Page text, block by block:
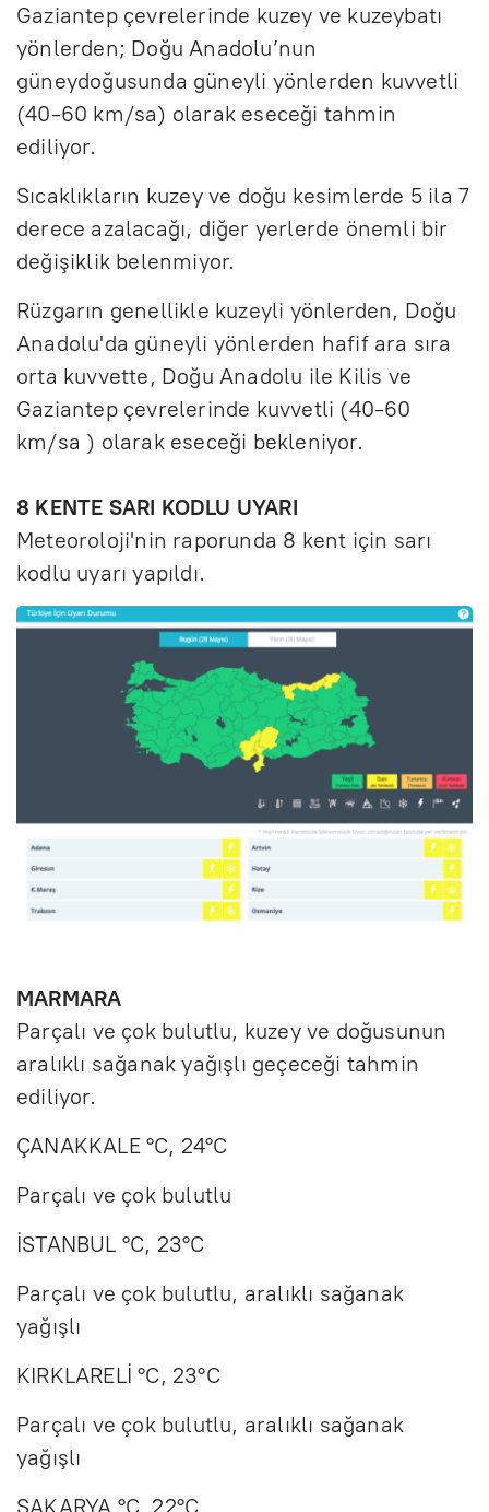
Gaziantep çevrelerinde kuzey ve kuzeybatı
yönlerden; Doğu Anadolu’nun
güneydoğusunda güneyli yönlerden kuvvetli
(40-60 km/sa) olarak eseceği tahmin
ediliyor.
Sıcaklıkların kuzey ve doğu kesimlerde 5 ila 7
derece azalacağı, diğer yerlerde önemli bir
değişiklik belenmiyor.
Rüzgarın genellikle kuzeyli yönlerden, Doğu
Anadolu'da güneyli yönlerden hafif ara sıra
orta kuvvette, Doğu Anadolu ile Kilis ve
Gaziantep çevrelerinde kuvvetli (40-60
km/sa ) olarak eseceği bekleniyor.
8 KENTE SARI KODLU UYARI
Meteoroloji'nin raporunda 8 kent için sarı
kodlu uyarı yapıldı.
MARMARA
Parçalı ve çok bulutlu, kuzey ve doğusunun
aralıklı sağanak yağışlı geçeceği tahmin
ediliyor.
ÇANAKKALE °C, 24°C
Parçalı ve çok bulutlu
İSTANBUL °C, 23°C
Parçalı ve çok bulutlu, aralıklı sağanak
yağışlı
KIRKLARELİ °C, 23°C
Parçalı ve çok bulutlu, aralıklı sağanak
yağışlı